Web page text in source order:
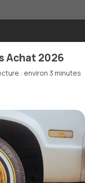
Achat 2026
: environ 3 minutes